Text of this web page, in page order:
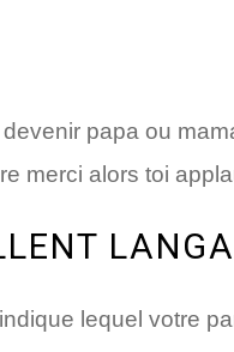
papa ou
merci alors toi
lequel votre